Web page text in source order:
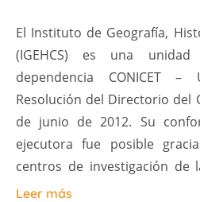
El Instituto de Geografía,
(IGEHCS) es una
dependencia CONICET –
Resolución del Directorio del
de junio de 2012. Su
ejecutora fue posible
centros de investigación de
Humanas de la Universidad
Leer más